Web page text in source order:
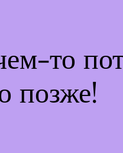
то
позже!